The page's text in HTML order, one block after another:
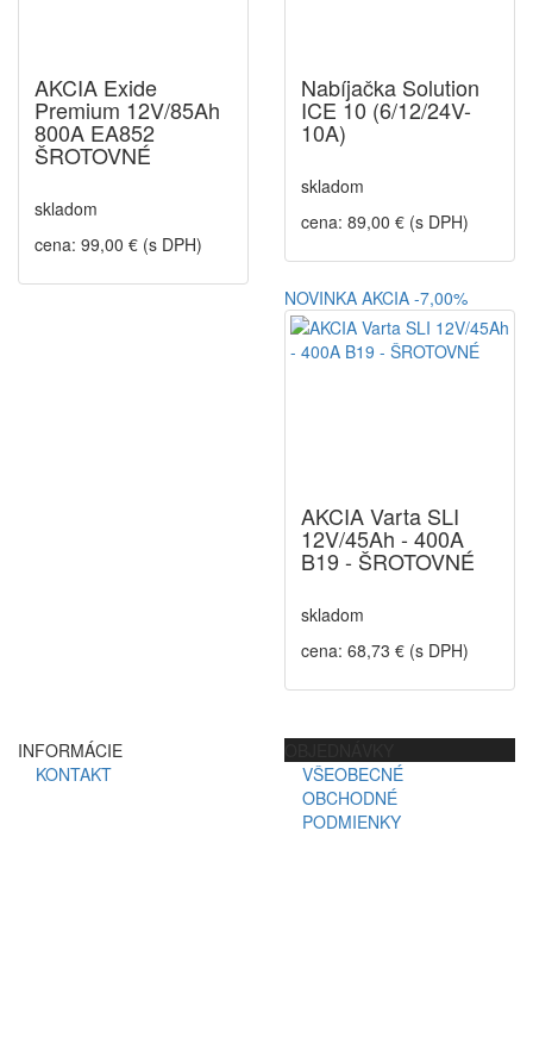
AKCIA Exide
Premium 12V/85Ah
800A EA852
ŠROTOVNÉ
skladom
cena: 99,00 € (s DPH)
Nabíjačka Solution
ICE 10 (6/12/24V-
10A)
skladom
cena: 89,00 € (s DPH)
NOVINKA AKCIA -7,00%
AKCIA Varta SLI
12V/45Ah - 400A
B19 - ŠROTOVNÉ
skladom
cena: 68,73 € (s DPH)
INFORMÁCIE
KONTAKT
VŠEOBECNÉ
OBCHODNÉ
PODMIENKY